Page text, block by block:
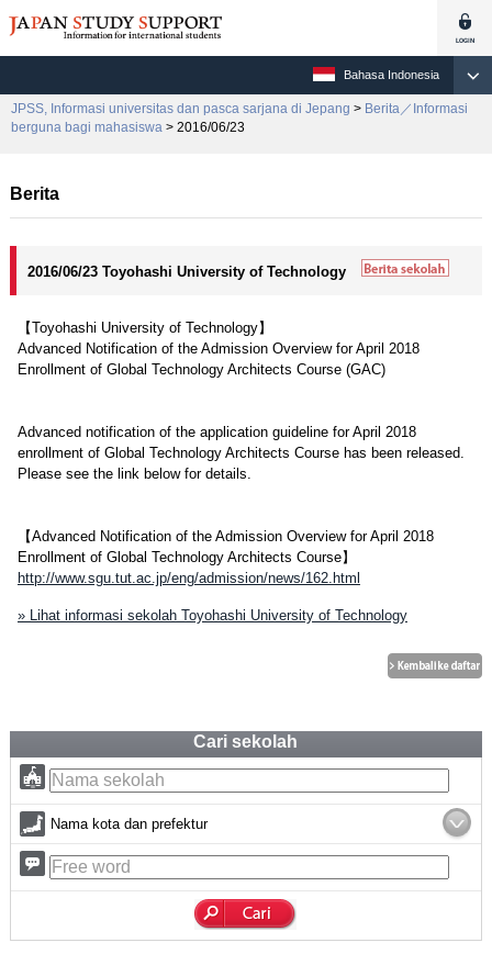
Bahasa Indonesia
JPSS, Informasi universitas dan pasca sarjana di Jepang > Berita／Informasi
berguna bagi mahasiswa > 2016/06/23
Berita
2016/06/23 Toyohashi University of Technology
【Toyohashi University of Technology】
Advanced Notification of the Admission Overview for April 2018
Enrollment of Global Technology Architects Course (GAC)
Advanced notification of the application guideline for April 2018
enrollment of Global Technology Architects Course has been released.
Please see the link below for details.
【Advanced Notification of the Admission Overview for April 2018
Enrollment of Global Technology Architects Course】
http://www.sgu.tut.ac.jp/eng/admission/news/162.html
» Lihat informasi sekolah Toyohashi University of Technology
Cari sekolah
Nama kota dan prefektur